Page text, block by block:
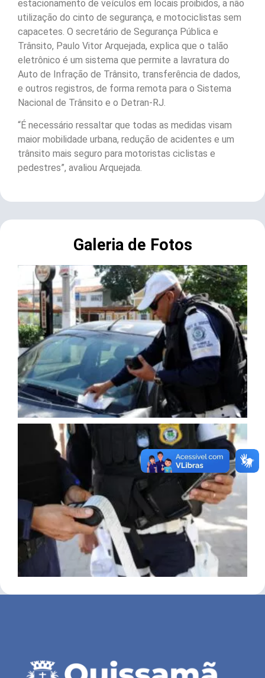
estacionamento de veículos em locais proibidos, a não
utilização do cinto de segurança, e motociclistas sem
capacetes. O secretário de Segurança Pública e
Trânsito, Paulo Vitor Arquejada, explica que o talão
eletrônico é um sistema que permite a lavratura do
Auto de Infração de Trânsito, transferência de dados,
e outros registros, de forma remota para o Sistema
Nacional de Trânsito e o Detran-RJ.
“É necessário ressaltar que todas as medidas visam
maior mobilidade urbana, redução de acidentes e um
trânsito mais seguro para motoristas ciclistas e
pedestres”, avaliou Arquejada.
Galeria de Fotos